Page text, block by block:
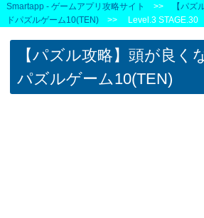
Smartapp - ゲームアプリ攻略サイト >>
【パズ
ドパズルゲーム10(TEN)>> Level.3 STAGE.30
【パズル攻略】頭が良く
パズルゲーム10(TEN)